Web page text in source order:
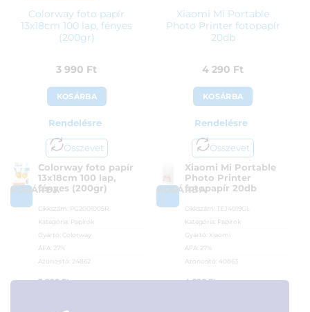
Colorway foto papír
13x18cm 100 lap, fényes
(200gr)
3 990 Ft
KOSÁRBA
Rendelésre
Összevet
KOSÁRBA
Colorway foto papír
13x18cm 100 lap,
fényes (200gr)
Cikkszám: PG2001005R
Kategória: Papírok
Gyártó: Colorway
ÁFA: 27%
Azonosító: 24862
3 990Ft
Xiaomi Mi Portable
Photo Printer fotopapír
20db
4 290 Ft
KOSÁRBA
Rendelésre
Összevet
KOSÁRBA
Xiaomi Mi Portable
Photo Printer
fotopapír 20db
Cikkszám:
TEJ4019GL
Kategória: Papírok
Gyártó: Xiaomi
ÁFA: 27%
Azonosító: 40863
4 290Ft